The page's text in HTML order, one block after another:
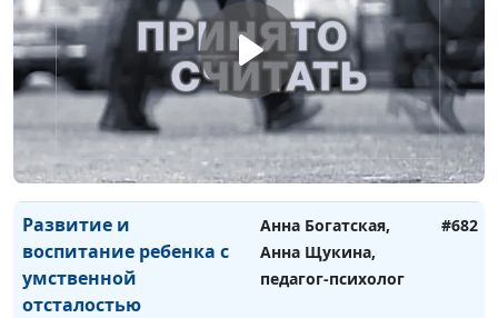
Особенности развития
слабослышащих и
глухих детей
Анна Богатская,
Анна Щукина,
педагог-психолог
#684
Развитие слепых и
слабовидящих детей
Анна Богатская,
Анна Щукина,
педагог-психолог
#683
Развитие и
воспитание ребенка с
умственной
отсталостью
Анна Богатская,
Анна Щукина,
педагог-психолог
#682